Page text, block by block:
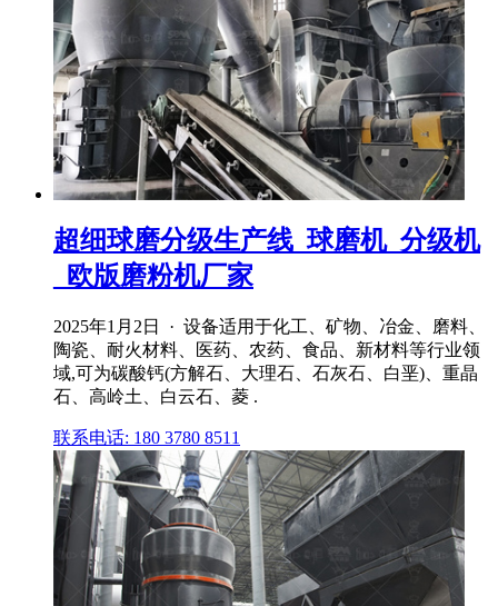
超细球磨分级生产线_球磨机_分级机
_欧版磨粉机厂家
2025年1月2日 · 设备适用于化工、矿物、冶金、磨料、
陶瓷、耐火材料、医药、农药、食品、新材料等行业领
域,可为碳酸钙(方解石、大理石、石灰石、白垩)、重晶
石、高岭土、白云石、菱 .
联系电话: 180 3780 8511